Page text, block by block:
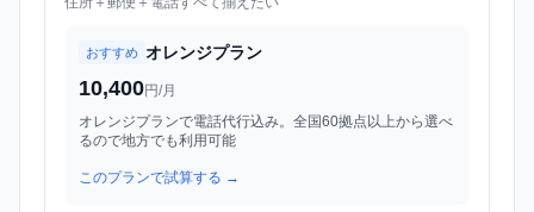
おすすめ オレンジプラン
10,400円/月
オレンジプランで電話代行込み。全国60拠点以上から選べ
るので地方でも利用可能
このプランで試算する →